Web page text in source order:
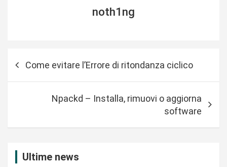
noth1ng
Come evitare l’Errore di ritondanza ciclico
Npackd – Installa, rimuovi o aggiorna
software
Ultime news